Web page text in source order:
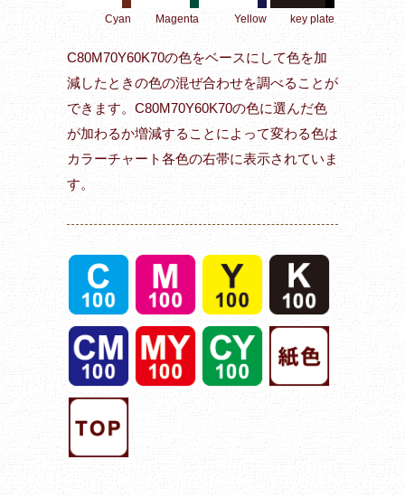
Cyan Magenta Yellow key plate
C80M70Y60K70の色をベースにして色を加
減したときの色の混ぜ合わせを調べることが
できます。C80M70Y60K70の色に選んだ色
が加わるか増減することによって変わる色は
カラーチャート各色の右帯に表示されていま
す。